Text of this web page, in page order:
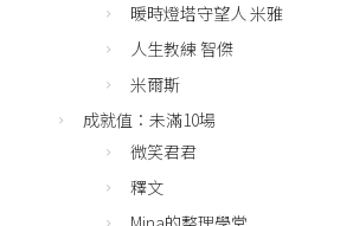
暖時燈塔守望人 米雅
人生教練 智傑
米爾斯
成就值：未滿10場
微笑君君
釋文